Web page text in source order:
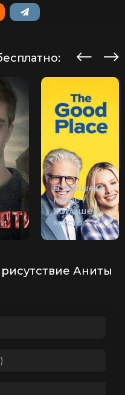
В лучшем
мире /
Хорошее
место
Аниты